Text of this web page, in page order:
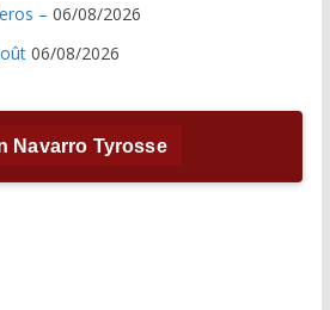
– 06/08/2026
06/08/2026
Navarro Tyrosse